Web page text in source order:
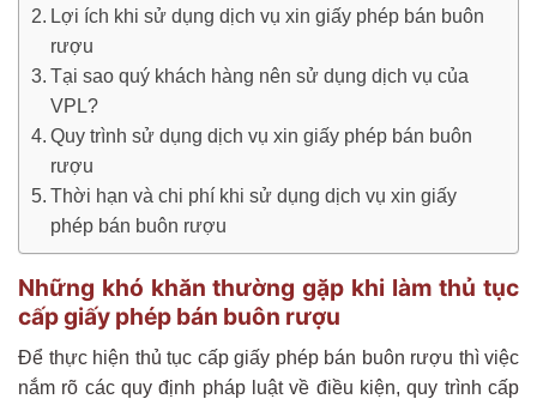
Lợi ích khi sử dụng dịch vụ xin giấy phép bán buôn
rượu
Tại sao quý khách hàng nên sử dụng dịch vụ của
VPL?
Quy trình sử dụng dịch vụ xin giấy phép bán buôn
rượu
Thời hạn và chi phí khi sử dụng dịch vụ xin giấy
phép bán buôn rượu
Những khó khăn thường gặp khi làm thủ tục
cấp giấy phép bán buôn rượu
Để thực hiện thủ tục cấp giấy phép bán buôn rượu thì việc
nắm rõ các quy định pháp luật về điều kiện, quy trình cấp